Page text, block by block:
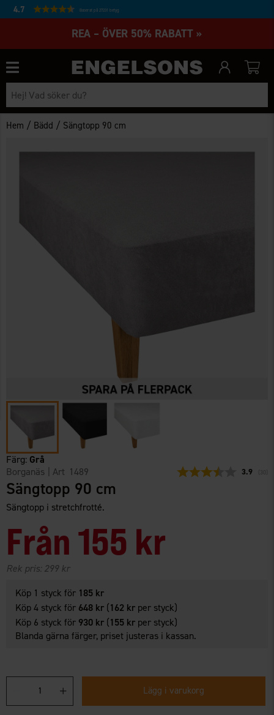
4.7 Baserat på 27231 betyg
REA – ÖVER 50% RABATT »
Hem / Bädd / Sängtopp 90 cm
Färg: Grå
Borganäs
| Art 1489 3.9
Sängtopp 90 cm
Sängtopp i stretchfrotté.
Från 155 kr
Rek pris:299 kr
Köp 1 styck för 185 kr
Köp 4 styck för 648 kr (162 kr per styck)
Köp 6 styck för 930 kr (155 kr per styck)
Blanda gärna färger, priset justeras i kassan.
Lägg i varukorg